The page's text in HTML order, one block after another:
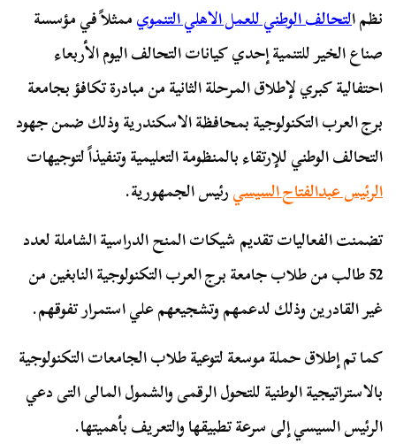
نظم التحالف الوطني للعمل الاهلي التنمويممثلاً في مؤسسة
صناع الخير للتنمية إحدي كيانات التحالف اليوم الأربعاء
احتفالية كبري لإطلاق المرحلة الثانية من مبادرة تكافؤ بجامعة
برج العرب التكنولوجية بمحافظة الاسكندرية وذلك ضمن جهود
التحالف الوطني للإرتقاء بالمنظومة التعليمية وتنفيذاً لتوجيهات
الرئيس عبدالفتاح السيسيرئيس الجمهورية.
تضمنت الفعاليات تقديم شيكات المنح الدراسية الشاملة لعدد
52 طالب من طلاب جامعة برج العرب التكنولوجية النابغين من
غير القادرين وذلك لدعمهم وتشجيعهم علي استمرار تفوقهم.
كما تم إطلاق حملة موسعة لتوعية طلاب الجامعات التكنولوجية
بالاستراتيجية الوطنية للتحول الرقمى والشمول المالى التى دعي
الرئيس السيسي إلى سرعة تطبيقها والتعريف بأهميتها.